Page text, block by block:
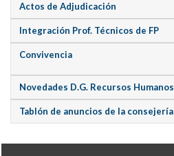
Actos de Adjudicación
Integración Prof. Técnicos de FP
Convivencia
Novedades D.G. Recursos Humanos
Tablón de anuncios de la consejería